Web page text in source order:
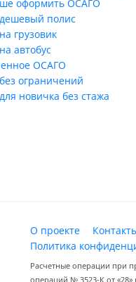
оформить ОСАГО
полис
грузовик
автобус
ОСАГО
ограничений
новичка без стажа
О проекте
Политика
Расчетные операции при
операций № 3523-К от «28»